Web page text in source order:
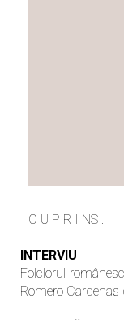
C U P R I NS :
INTERVIU
Folclorul
Romero